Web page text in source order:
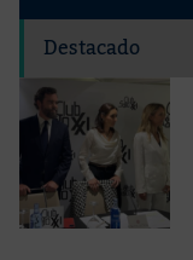
Destacado